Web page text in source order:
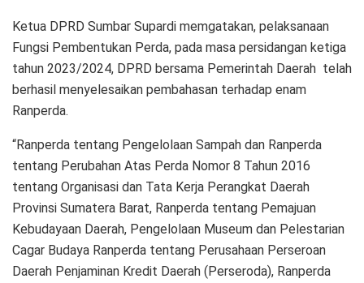
Ketua DPRD Sumbar Supardi memgatakan, pelaksanaan
Fungsi Pembentukan Perda, pada masa persidangan ketiga
tahun 2023/2024, DPRD bersama Pemerintah Daerah telah
berhasil menyelesaikan pembahasan terhadap enam
Ranperda.
“Ranperda tentang Pengelolaan Sampah dan Ranperda
tentang Perubahan Atas Perda Nomor 8 Tahun 2016
tentang Organisasi dan Tata Kerja Perangkat Daerah
Provinsi Sumatera Barat, Ranperda tentang Pemajuan
Kebudayaan Daerah, Pengelolaan Museum dan Pelestarian
Cagar Budaya Ranperda tentang Perusahaan Perseroan
Daerah Penjaminan Kredit Daerah (Perseroda), Ranperda